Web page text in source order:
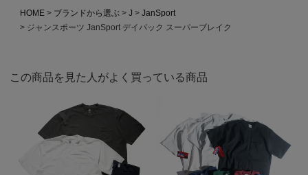
HOME ブランドから選ぶ J
JanSport
ジャンスポーツ JanSport デイパック スーパーブレイク
この商品を見た人がよく買っている商品